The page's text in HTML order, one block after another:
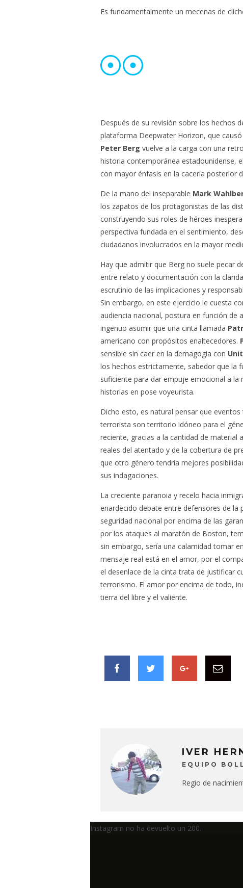
Es fundamentalmente un mecenas de
Después de su revisión sobre los hechos
plataforma Deepwater Horizon, que
Peter Berg vuelve a la carga con una
historia contemporánea estadounidense,
con mayor énfasis en la cacería posterior
De la mano del inseparable Mark
los zapatos de los protagonistas de las
construyendo sus roles de héroes
perspectiva fundada en el sentimiento,
ciudadanos involucrados en la mayor
Hay que admitir que Berg no suele pecar
entre relato y documentación con la
escrutinio de las implicaciones y
Sin embargo, en este ejercicio le cuesta
audiencia nacional, postura en función de
ingenuo asumir que una cinta llamada
americano con propósitos enaltecedores.
sensible sin caer en la demagogia con
los hechos estrictamente, sabedor que la
suficiente para dar empuje emocional a
historias en pose voyeurista.
Dicho esto, es natural pensar que
terrorista son territorio idóneo para el
reciente, gracias a la cantidad de material
reales del atentado y de la cobertura de
que otro género tendría mejores
sus indagaciones.
La creciente paranoia y recelo hacia
enardecido debate entre defensores de
seguridad nacional por encima de las
por los ataques al maratón de Boston,
sin embargo, sería una calamidad tomar
mensaje real está en el amor, por el
el desenlace de la cinta trata de justificar
terrorismo. El amor por encima de todo,
tierra del libre y el valiente.
IVER
EQUIPO
Regio de
Instagram no ha devuelto un 200.